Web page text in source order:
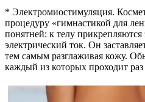
* Электромиостимуляция.
процедуру «гимнастикой для
понятней: к телу
электрический ток. Он
тем самым разглаживая кожу.
каждый из которых проходит раз